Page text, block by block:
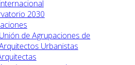
internacional
2030
Unión de Agrupaciones de
Urbanistas